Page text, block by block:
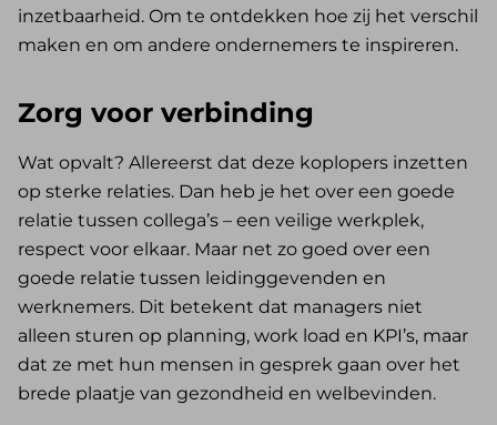
inzetbaarheid. Om te ontdekken hoe zij het verschil
maken en om andere ondernemers te inspireren.
Zorg voor verbinding
Wat opvalt? Allereerst dat deze koplopers inzetten
op sterke relaties. Dan heb je het over een goede
relatie tussen collega’s – een veilige werkplek,
respect voor elkaar. Maar net zo goed over een
goede relatie tussen leidinggevenden en
werknemers. Dit betekent dat managers niet
alleen sturen op planning, work load en KPI’s, maar
dat ze met hun mensen in gesprek gaan over het
brede plaatje van gezondheid en welbevinden.